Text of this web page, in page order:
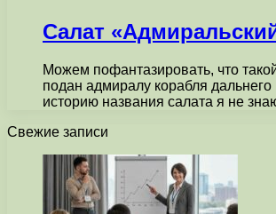
Салат
Можем пофантазировать, что
подан адмиралу корабля дальнего
историю названия салата я не
Свежие записи